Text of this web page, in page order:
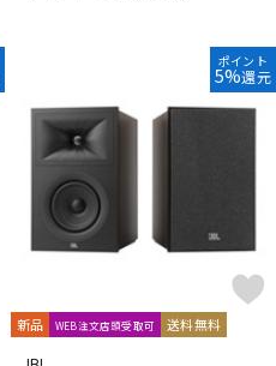
ポイント
5%還元
新品 WEB注文店頭受取可 送料無料